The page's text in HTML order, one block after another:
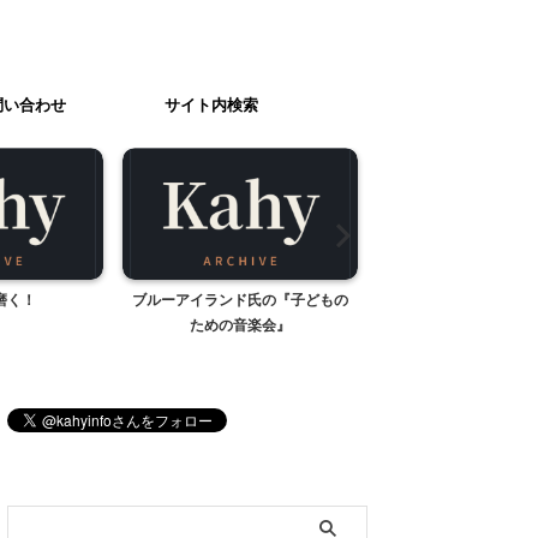
合わせ サイト内検索
！
ブルーアイランド氏の『子どもの
ための音楽会』